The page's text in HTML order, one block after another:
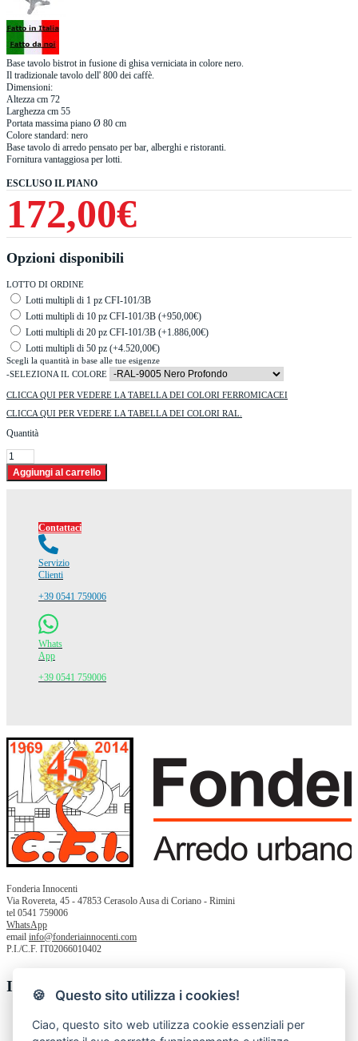
Base tavolo bistrot in fusione di ghisa verniciata in colore nero.
Il tradizionale tavolo dell' 800 dei caffè.
Dimensioni:
Altezza cm 72
Larghezza cm 55
Portata massima piano Ø 80 cm
Colore standard: nero
Base tavolo di arredo pensato per bar, alberghi e ristoranti.
Fornitura vantaggiosa per lotti.
ESCLUSO IL PIANO
172,00€
Opzioni disponibili
LOTTO DI ORDINE
Lotti multipli di 1 pz CFI-101/3B
Lotti multipli di 10 pz CFI-101/3B (+950,00€)
Lotti multipli di 20 pz CFI-101/3B (+1.886,00€)
Lotti multipli di 50 pz (+4.520,00€)
Scegli la quantità in base alle tue esigenze
-SELEZIONA IL COLORE
CLICCA QUI PER VEDERE LA TABELLA DEI COLORI FERROMICACEI
CLICCA QUI PER VEDERE LA TABELLA DEI COLORI RAL.
Quantità
Contattaci
Servizio
Clienti
+39 0541 759006
Whats
App
+39 0541 759006
Fonderia Innocenti
Via Rovereta, 45 - 47853 Cerasolo Ausa di Coriano - Rimini
tel 0541 759006
WhatsApp
email info@fonderiainnocenti.com
P.I./C.F. IT02066010402
Informazioni
Chi siamo
Privacy Policy
🍪 Questo sito utilizza i cookies!
Ciao, questo sito web utilizza cookie essenziali per